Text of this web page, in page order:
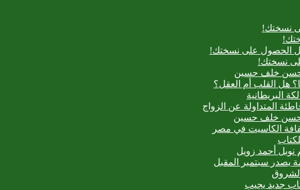
نسختك!
الحصول على نسختك!
نسختك!
حسن خلف حسين
هل القلب أم العقل؟
البريطانية
المتداولة عن الزواج
حسن خلف حسين
الكاسيت في مصر
نوبل أحمد زويل
يصدر سبتمبر المقبل
جديد يجيب